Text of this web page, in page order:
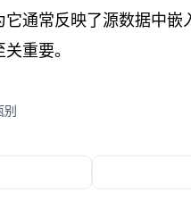
通常反映了源数据中
重要。
别